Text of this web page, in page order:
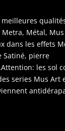
meilleures
Métal,
dans les effets
Satiné, pierre
les sol
series Mus Art